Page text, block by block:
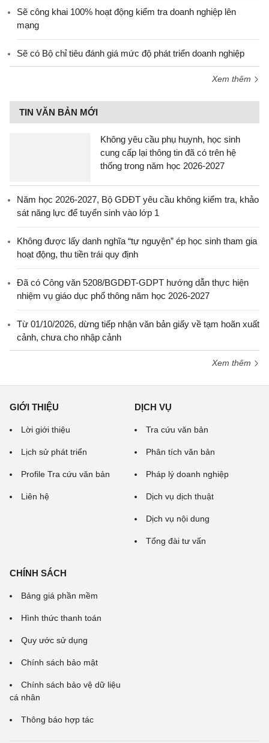
Sẽ công khai 100% hoạt động kiểm tra doanh nghiệp lên
mạng
Sẽ có Bộ chỉ tiêu đánh giá mức độ phát triển doanh nghiệp
Xem thêm
TIN VĂN BẢN MỚI
Không yêu cầu phụ huynh, học sinh
cung cấp lại thông tin đã có trên hệ
thống trong năm học 2026-2027
Năm học 2026-2027, Bộ GDĐT yêu cầu không kiểm tra, khảo
sát năng lực để tuyển sinh vào lớp 1
Không được lấy danh nghĩa “tự nguyện” ép học sinh tham gia
hoạt động, thu tiền trái quy định
Đã có Công văn 5208/BGDĐT-GDPT hướng dẫn thực hiện
nhiệm vụ giáo dục phổ thông năm học 2026-2027
Từ 01/10/2026, dừng tiếp nhận văn bản giấy về tạm hoãn xuất
cảnh, chưa cho nhập cảnh
Xem thêm
GIỚI THIỆU
Lời giới thiệu
Lịch sử phát triển
Profile Tra cứu văn bản
Liên hệ
DỊCH VỤ
Tra cứu văn bản
Phân tích văn bản
Pháp lý doanh nghiệp
Dịch vụ dịch thuật
Dịch vụ nội dung
Tổng đài tư vấn
CHÍNH SÁCH
Bảng giá phần mềm
Hình thức thanh toán
Quy ước sử dụng
Chính sách bảo mật
Chính sách bảo vệ dữ liệu
cá nhân
Thông báo hợp tác